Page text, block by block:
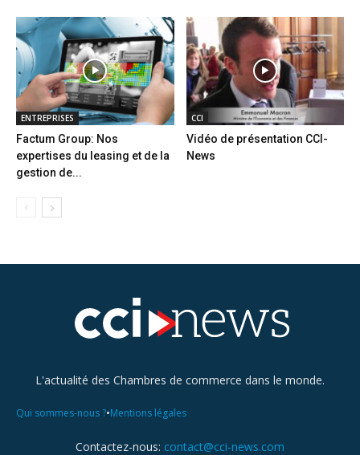
ENTREPRISES
Factum Group: Nos
expertises du leasing et de la
gestion de...
CCI
Vidéo de présentation CCI-
News
L'actualité des Chambres de commerce dans le monde.
Qui sommes-nous ?•Mentions légales
Contactez-nous: contact@cci-news.com